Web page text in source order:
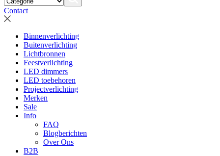
Contact
Binnenverlichting
Buitenverlichting
Lichtbronnen
Feestverlichting
LED dimmers
LED toebehoren
Projectverlichting
Merken
Sale
Info
FAQ
Blogberichten
Over Ons
B2B